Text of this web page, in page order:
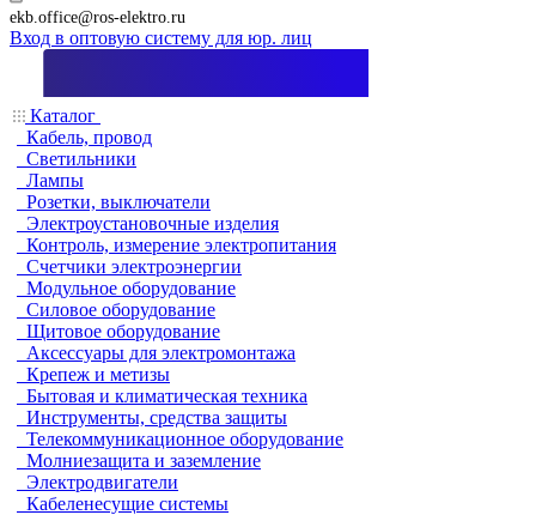
ekb.office@ros-elektro.ru
Вход в оптовую систему для юр. лиц
Каталог
Кабель, провод
Светильники
Лампы
Розетки, выключатели
Электроустановочные изделия
Контроль, измерение электропитания
Счетчики электроэнергии
Модульное оборудование
Силовое оборудование
Щитовое оборудование
Аксессуары для электромонтажа
Крепеж и метизы
Бытовая и климатическая техника
Инструменты, средства защиты
Телекоммуникационное оборудование
Молниезащита и заземление
Электродвигатели
Кабеленесущие системы